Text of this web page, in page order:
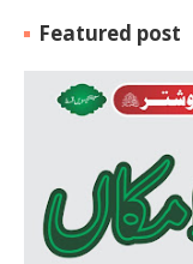
Featured post